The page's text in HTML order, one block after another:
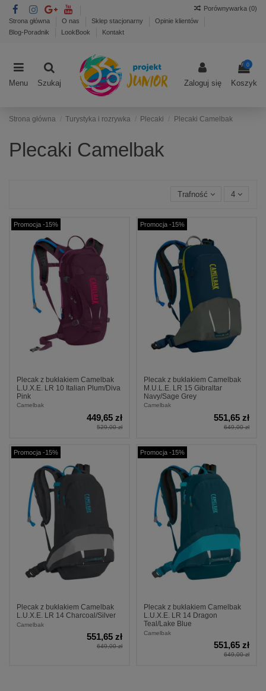
Strona główna O nas Sklep stacjonarny
Opinie klientów
Blog-Poradnik
LookBook Kontakt
Porównywarka (0)
Menu Szukaj Zaloguj się
0
Koszyk
Strona główna Turystyka i rozrywka Plecaki Plecaki Camelbak
Plecaki Camelbak
Trafność 4
Promocja -15%
Plecak z bukłakiem Camelbak
L.U.X.E. LR 10 Italian Plum/Diva
Pink
Camelbak
449,65 zł
529,00 zł
Promocja -15%
Plecak z bukłakiem Camelbak
M.U.L.E. LR 15 Gibraltar
Navy/Sage Grey
Camelbak
551,65 zł
649,00 zł
Promocja -15%
Plecak z bukłakiem Camelbak
L.U.X.E. LR 14 Charcoal/Silver
Camelbak
551,65 zł
649,00 zł
Promocja -15%
Plecak z bukłakiem Camelbak
L.U.X.E. LR 14 Dragon
Teal/Lake Blue
Camelbak
551,65 zł
649,00 zł